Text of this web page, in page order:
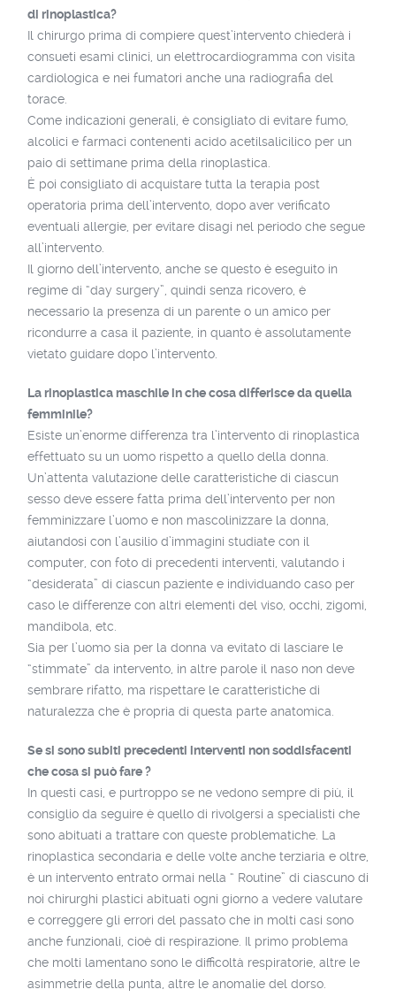
di rinoplastica?
Il chirurgo prima di compiere quest’intervento chiederà i
consueti esami clinici, un elettrocardiogramma con visita
cardiologica e nei fumatori anche una radiografia del
torace.
Come indicazioni generali, è consigliato di evitare fumo,
alcolici e farmaci contenenti acido acetilsalicilico per un
paio di settimane prima della rinoplastica.
È poi consigliato di acquistare tutta la terapia post
operatoria prima dell’intervento, dopo aver verificato
eventuali allergie, per evitare disagi nel periodo che segue
all’intervento.
Il giorno dell’intervento, anche se questo è eseguito in
regime di “day surgery”, quindi senza ricovero, è
necessario la presenza di un parente o un amico per
ricondurre a casa il paziente, in quanto è assolutamente
vietato guidare dopo l’intervento.
La rinoplastica maschile in che cosa differisce da quella
femminile?
Esiste un’enorme differenza tra l’intervento di rinoplastica
effettuato su un uomo rispetto a quello della donna.
Un’attenta valutazione delle caratteristiche di ciascun
sesso deve essere fatta prima dell’intervento per non
femminizzare l’uomo e non mascolinizzare la donna,
aiutandosi con l’ausilio d’immagini studiate con il
computer, con foto di precedenti interventi, valutando i
“desiderata” di ciascun paziente e individuando caso per
caso le differenze con altri elementi del viso, occhi, zigomi,
mandibola, etc.
Sia per l’uomo sia per la donna va evitato di lasciare le
“stimmate” da intervento, in altre parole il naso non deve
sembrare rifatto, ma rispettare le caratteristiche di
naturalezza che è propria di questa parte anatomica.
Se si sono subiti precedenti interventi non soddisfacenti
che cosa si può fare ?
In questi casi, e purtroppo se ne vedono sempre di più, il
consiglio da seguire è quello di rivolgersi a specialisti che
sono abituati a trattare con queste problematiche. La
rinoplastica secondaria e delle volte anche terziaria e oltre,
è un intervento entrato ormai nella “ Routine” di ciascuno di
noi chirurghi plastici abituati ogni giorno a vedere valutare
e correggere gli errori del passato che in molti casi sono
anche funzionali, cioè di respirazione. Il primo problema
che molti lamentano sono le difficoltà respiratorie, altre le
asimmetrie della punta, altre le anomalie del dorso.